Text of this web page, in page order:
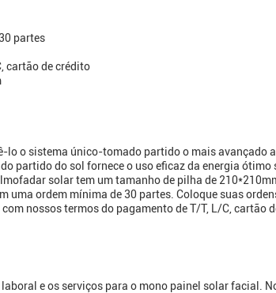
partes
cartão de crédito
lo o sistema único-tomado partido o mais avançado
partido do sol fornece o uso eficaz da energia
solar tem um tamanho de pilha de
uma ordem mínima de 30 partes. Coloque suas
nossos termos do pagamento de T/T, L/C, cartão
e os serviços para o mono painel solar facial.